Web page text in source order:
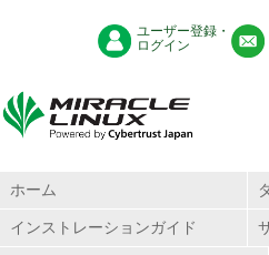
ユーザー登録・
ログイン
ホーム
インストレーションガイド